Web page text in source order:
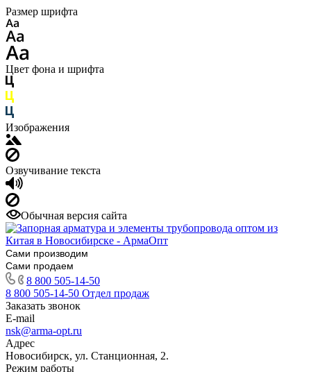
Размер шрифта
Цвет фона и шрифта
Изображения
Озвучивание текста
Обычная версия сайта
Сами производим
Сами продаем
8 800 505-14-50
8 800 505-14-50 Отдел продаж
Заказать звонок
E-mail
nsk@arma-opt.ru
Адрес
Новосибирск, ул. Станционная, 2.
Режим работы